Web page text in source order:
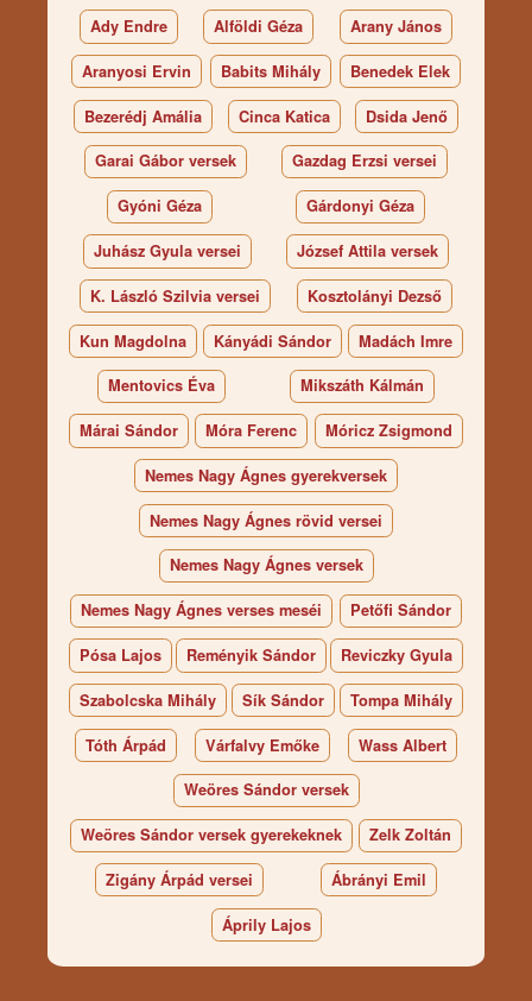
Ady Endre Alföldi Géza Arany János
Aranyosi Ervin Babits Mihály Benedek Elek
Bezerédj Amália Cinca Katica Dsida Jenő
Garai Gábor versek Gazdag Erzsi versei
Gyóni Géza Gárdonyi Géza
Juhász Gyula versei József Attila versek
K. László Szilvia versei Kosztolányi Dezső
Kun Magdolna Kányádi Sándor Madách Imre
Mentovics Éva Mikszáth Kálmán
Márai Sándor Móra Ferenc Móricz Zsigmond
Nemes Nagy Ágnes gyerekversek
Nemes Nagy Ágnes rövid versei
Nemes Nagy Ágnes versek
Nemes Nagy Ágnes verses meséi Petőfi Sándor
Pósa Lajos Reményik Sándor Reviczky Gyula
Szabolcska Mihály Sík Sándor Tompa Mihály
Tóth Árpád Várfalvy Emőke Wass Albert
Weöres Sándor versek
Weöres Sándor versek gyerekeknek Zelk Zoltán
Zigány Árpád versei Ábrányi Emil
Áprily Lajos